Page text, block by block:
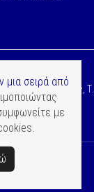
Κατερίνης, Σίνδος,
μια σειρά από
με